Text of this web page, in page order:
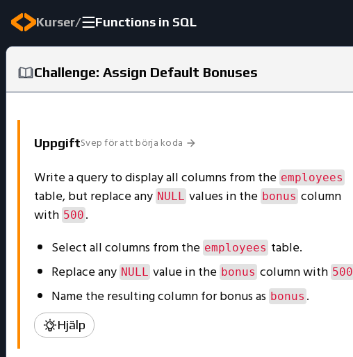
Kurser/ Functions in SQL
Challenge: Assign Default Bonuses
UppgiftSvep för att börja koda
Write a query to display all columns from the employees
table, but replace any NULL values in the bonus column
with 500 .
Select all columns from the employees table.
Replace any NULL value in the bonus column with 500
Name the resulting column for bonus as bonus .
Hjälp